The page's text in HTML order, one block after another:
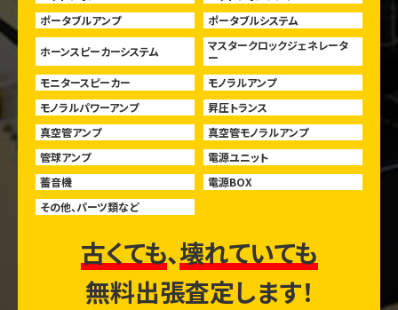
ポータブルアンプ
ポータブルシステム
ホーンスピーカーシステム
マスタークロックジェネレータ
ー
モニタースピーカー
モノラルアンプ
モノラルパワーアンプ
昇圧トランス
真空管アンプ
真空管モノラルアンプ
管球アンプ
電源ユニット
蓄音機
電源BOX
その他、パーツ類など
古くても、壊れていても
無料出張査定します！